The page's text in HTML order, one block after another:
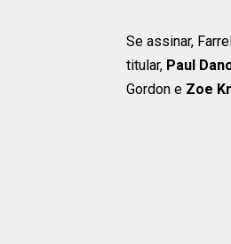
Se assinar,
titular, Paul
Gordon e Zoe